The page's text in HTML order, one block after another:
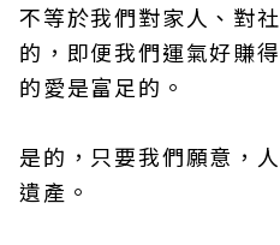
不等於我們對家人、對
的，即便我們運氣好賺
的愛是富足的。
是的，只要我們願意，
遺產。